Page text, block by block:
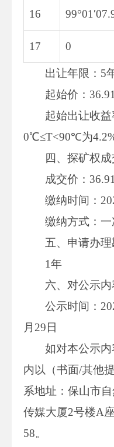
16
17 0
出让年限：5
起始价：
起始出让收
0℃≤T<90℃为
四、探矿权
成交价：
缴纳时间：
缴纳方式：
五、申请办
1年
六、对公示
公示时间：
月29日
如对本公示
内以（书面/其他
系地址：保山市
传媒大厦2号楼A
58。